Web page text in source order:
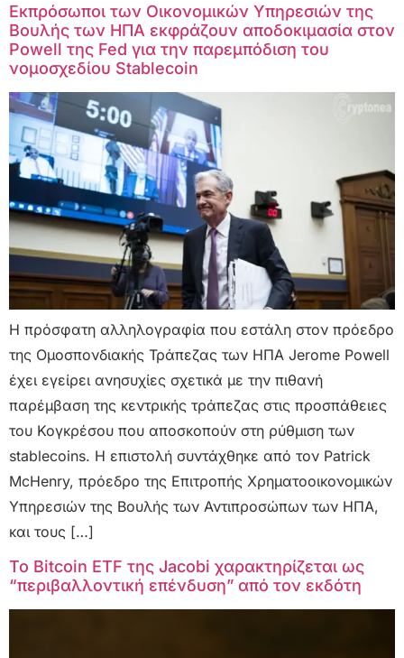
Εκπρόσωποι των Οικονομικών Υπηρεσιών της
Βουλής των ΗΠΑ εκφράζουν αποδοκιμασία στον
Powell της Fed για την παρεμπόδιση του
νομοσχεδίου Stablecoin
Η πρόσφατη αλληλογραφία που εστάλη στον πρόεδρο
της Ομοσπονδιακής Τράπεζας των ΗΠΑ Jerome Powell
έχει εγείρει ανησυχίες σχετικά με την πιθανή
παρέμβαση της κεντρικής τράπεζας στις προσπάθειες
του Κογκρέσου που αποσκοπούν στη ρύθμιση των
stablecoins. Η επιστολή συντάχθηκε από τον Patrick
McHenry, πρόεδρο της Επιτροπής Χρηματοοικονομικών
Υπηρεσιών της Βουλής των Αντιπροσώπων των ΗΠΑ,
και τους […]
Το Bitcoin ETF της Jacobi χαρακτηρίζεται ως
“περιβαλλοντική επένδυση” από τον εκδότη